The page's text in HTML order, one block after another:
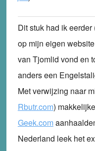
Dit stuk had ik
op mijn eigen
van Tjomlid vond en
anders een
Met verwijzing naar
Rbutr.com)
Geek.com
Nederland leek het